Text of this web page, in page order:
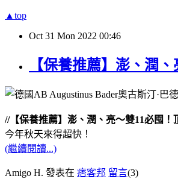
▲top
Oct 31 Mon 2022 00:46
【保養推薦】澎、潤
//【保養推薦】澎、潤、亮～雙11必囤！
今年秋天來得超快！
(繼續閱讀...)
Amigo H. 發表在 痞客邦 留言(3)